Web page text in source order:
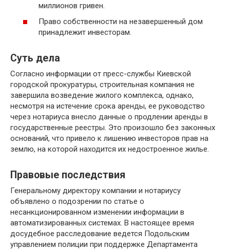
миллионов гривен.
Право собственности на незавершенный дом
принадлежит инвесторам.
Суть дела
Согласно информации от пресс-службы Киевской
городской прокуратуры, строительная компания не
завершила возведение жилого комплекса, однако,
несмотря на истечение срока аренды, ее руководство
через нотариуса внесло данные о продлении аренды в
государственные реестры. Это произошло без законных
оснований, что привело к лишению инвесторов прав на
землю, на которой находится их недостроенное жилье.
Правовые последствия
Генеральному директору компании и нотариусу
объявлено о подозрении по статье о
несанкционированном изменении информации в
автоматизированных системах. В настоящее время
досудебное расследование ведется Подольским
управлением полиции при поддержке Департамента